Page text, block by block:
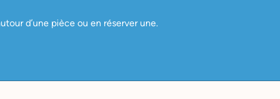
d’une pièce ou en réserver une.